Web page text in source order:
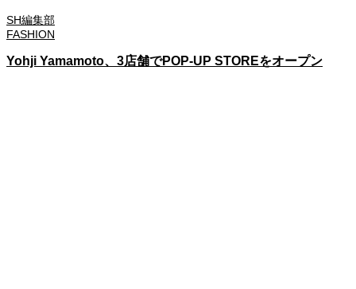
SH編集部
FASHION
Yohji Yamamoto、3店舗でPOP-UP STOREをオープン